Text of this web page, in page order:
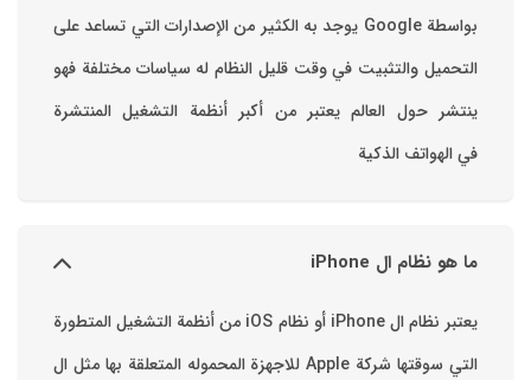
بواسطة ‫Google‬ ‏يوجد به الكثير من الإصدارات التي تساعد على
التحميل والتثبيت في وقت قليل ‏النظام له سياسات مختلفة فهو
ينتشر حول العالم يعتبر من أكبر أنظمة التشغيل المنتشرة
في الهواتف الذكية
ما هو نظام ال iPhone
يعتبر نظام ال iPhone أو نظام iOS من أنظمة التشغيل المتطورة
التي سوقتها شركة Apple للاجهزة المحموله المتعلقة بها مثل ال